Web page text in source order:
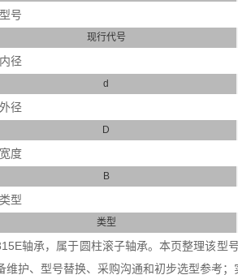
号
现行代号
径
d
径
D
度
B
型
类型
轴承，属于圆柱滚子轴承。本页整理该
维护、型号替换、采购沟通和初步选型参考